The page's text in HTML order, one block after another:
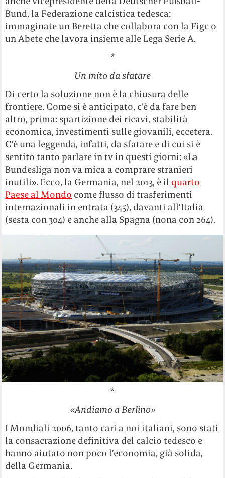
Bund, la Federazione calcistica tedesca:
immaginate un Beretta che collabora con la Figc o
un Abete che lavora insieme alle Lega Serie A.
*
Un mito da sfatare
Di certo la soluzione non è la chiusura delle
frontiere. Come si è anticipato, c’è da fare ben
altro, prima: spartizione dei ricavi, stabilità
economica, investimenti sulle giovanili, eccetera.
C’è una leggenda, infatti, da sfatare e di cui si è
sentito tanto parlare in tv in questi giorni: «La
Bundesliga non va mica a comprare stranieri
inutili». Ecco, la Germania, nel 2013, è il quarto
Paese al Mondo come flusso di trasferimenti
internazionali in entrata (345), davanti all’Italia
(sesta con 304) e anche alla Spagna (nona con 264).
*
«Andiamo a Berlino»
I Mondiali 2006, tanto cari a noi italiani, sono stati
la consacrazione definitiva del calcio tedesco e
hanno aiutato non poco l’economia, già solida,
della Germania.